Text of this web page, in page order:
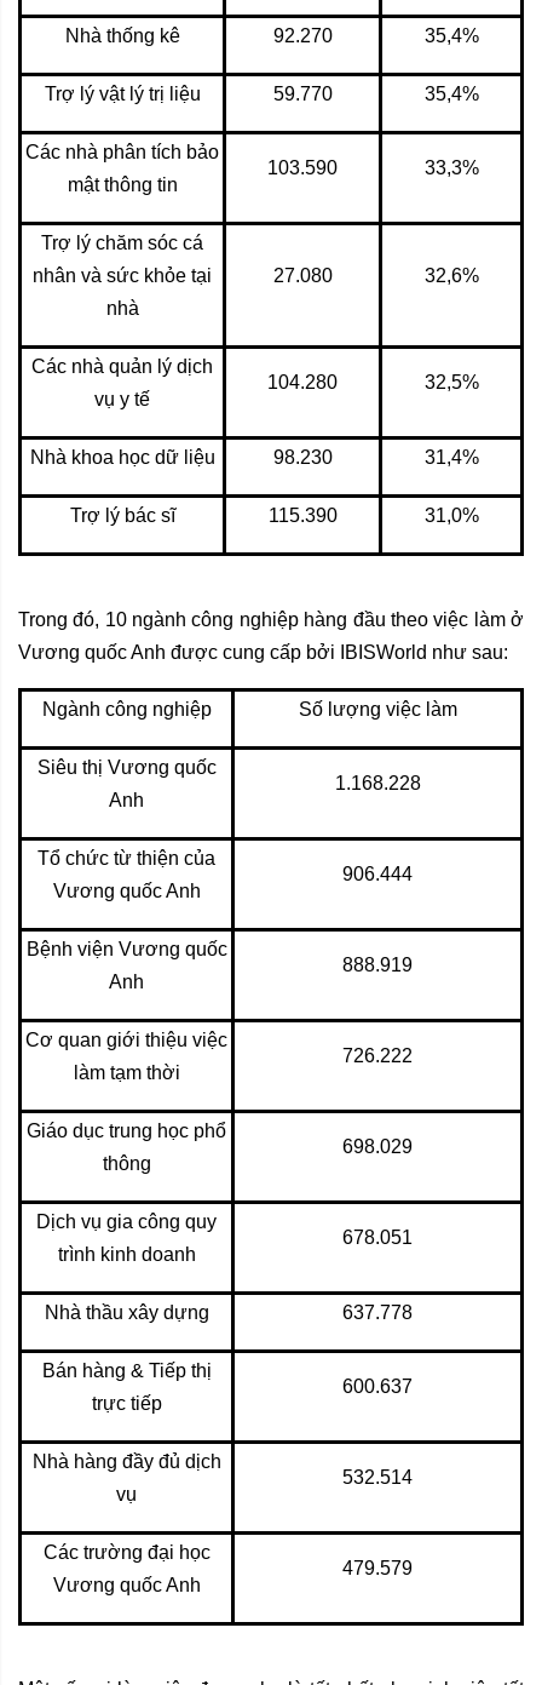
Nhà thống kê 92.270 35,4%
Trợ lý vật lý trị liệu 59.770 35,4%
Các nhà phân tích bảo
mật thông tin
103.590 33,3%
Trợ lý chăm sóc cá
nhân và sức khỏe tại
nhà
27.080 32,6%
Các nhà quản lý dịch
vụ y tế
104.280 32,5%
Nhà khoa học dữ liệu 98.230 31,4%
Trợ lý bác sĩ 115.390 31,0%
Trong đó, 10 ngành công nghiệp hàng đầu theo việc làm ở
Vương quốc Anh được cung cấp bởi IBISWorld như sau:
Ngành công nghiệp Số lượng việc làm
Siêu thị Vương quốc
Anh
1.168.228
Tổ chức từ thiện của
Vương quốc Anh
906.444
Bệnh viện Vương quốc
Anh
888.919
Cơ quan giới thiệu việc
làm tạm thời
726.222
Giáo dục trung học phổ
thông
698.029
Dịch vụ gia công quy
trình kinh doanh
678.051
Nhà thầu xây dựng 637.778
Bán hàng & Tiếp thị
trực tiếp
600.637
Nhà hàng đầy đủ dịch
vụ
532.514
Các trường đại học
Vương quốc Anh
479.579